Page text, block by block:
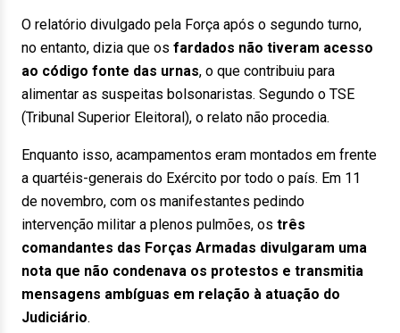
O relatório divulgado pela Força após o segundo turno,
no entanto, dizia que os fardados não tiveram acesso
ao código fonte das urnas, o que contribuiu para
alimentar as suspeitas bolsonaristas. Segundo o TSE
(Tribunal Superior Eleitoral), o relato não procedia.
Enquanto isso, acampamentos eram montados em frente
a quartéis-generais do Exército por todo o país. Em 11
de novembro, com os manifestantes pedindo
intervenção militar a plenos pulmões, os três
comandantes das Forças Armadas divulgaram uma
nota que não condenava os protestos e transmitia
mensagens ambíguas em relação à atuação do
Judiciário.